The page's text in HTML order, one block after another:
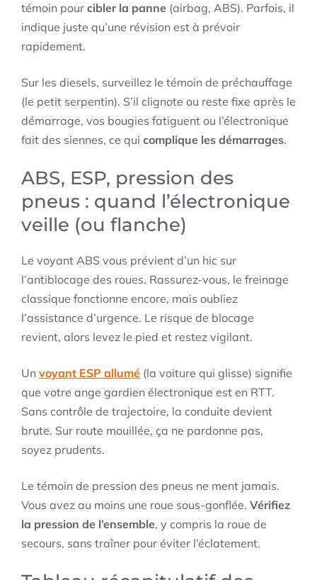
témoin pour cibler la panne (airbag, ABS). Parfois, il
indique juste qu’une révision est à prévoir
rapidement.
Sur les diesels, surveillez le témoin de préchauffage
(le petit serpentin). S’il clignote ou reste fixe après le
démarrage, vos bougies fatiguent ou l’électronique
fait des siennes, ce qui complique les démarrages.
ABS, ESP, pression des
pneus : quand l’électronique
veille (ou flanche)
Le voyant ABS vous prévient d’un hic sur
l’antiblocage des roues. Rassurez-vous, le freinage
classique fonctionne encore, mais oubliez
l’assistance d’urgence. Le risque de blocage
revient, alors levez le pied et restez vigilant.
Un voyant ESP allumé (la voiture qui glisse) signifie
que votre ange gardien électronique est en RTT.
Sans contrôle de trajectoire, la conduite devient
brute. Sur route mouillée, ça ne pardonne pas,
soyez prudents.
Le témoin de pression des pneus ne ment jamais.
Vous avez au moins une roue sous-gonflée. Vérifiez
la pression de l’ensemble, y compris la roue de
secours, sans traîner pour éviter l’éclatement.